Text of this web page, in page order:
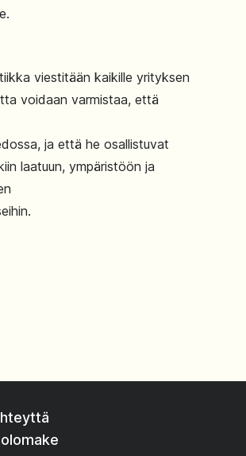
viestitään kaikille yrityksen
voidaan varmistaa, että
ja että he osallistuvat
laatuun, ympäristöön ja